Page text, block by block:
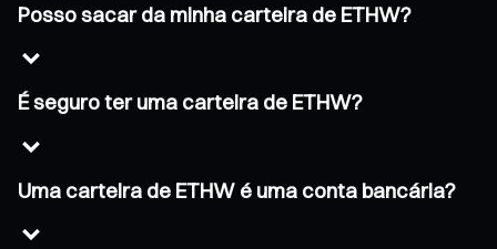
Posso sacar da minha carteira de ETHW?
É seguro ter uma carteira de ETHW?
Uma carteira de ETHW é uma conta bancária?